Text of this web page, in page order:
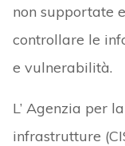
non supportate
controllare le
e vulnerabilità.
L’ Agenzia per
infrastrutture